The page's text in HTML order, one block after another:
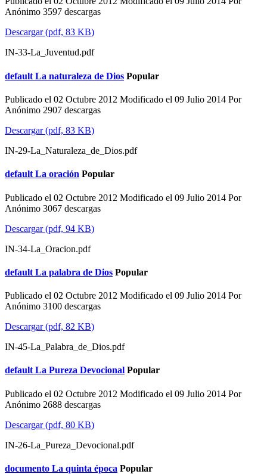
Anónimo 3597 descargas
Descargar(pdf, 83 KB)
IN-33-La_Juventud.pdf
default La naturaleza de Dios Popular
Publicado el 02 Octubre 2012 Modificado el 09 Julio 2014 Por
Anónimo 2907 descargas
Descargar(pdf, 83 KB)
IN-29-La_Naturaleza_de_Dios.pdf
default La oración Popular
Publicado el 02 Octubre 2012 Modificado el 09 Julio 2014 Por
Anónimo 3067 descargas
Descargar(pdf, 94 KB)
IN-34-La_Oracion.pdf
default La palabra de Dios Popular
Publicado el 02 Octubre 2012 Modificado el 09 Julio 2014 Por
Anónimo 3100 descargas
Descargar(pdf, 82 KB)
IN-45-La_Palabra_de_Dios.pdf
default La Pureza Devocional Popular
Publicado el 02 Octubre 2012 Modificado el 09 Julio 2014 Por
Anónimo 2688 descargas
Descargar(pdf, 80 KB)
IN-26-La_Pureza_Devocional.pdf
documento La quinta época Popular